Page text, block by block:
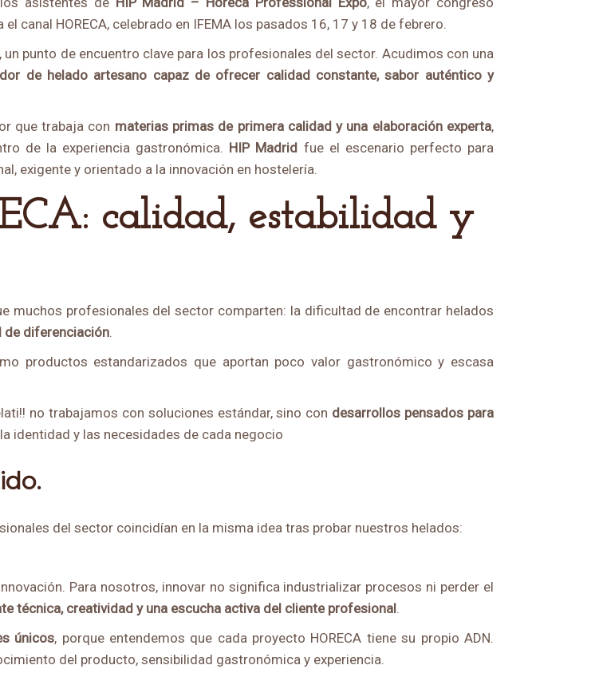
canal HORECA, celebrado en IFEMA los pasados 16, 17 y 18 de febrero.
punto de encuentro clave para los profesionales del sector. Acudimos con una
de helado artesano capaz de ofrecer calidad constante, sabor auténtico y
que trabaja con materias primas de primera calidad y una elaboración experta,
de la experiencia gastronómica. HIP Madrid fue el escenario perfecto para
exigente y orientado a la innovación en hostelería.
muchos profesionales del sector comparten: la dificultad de encontrar helados
de diferenciación.
productos estandarizados que aportan poco valor gastronómico y escasa
no trabajamos con soluciones estándar, sino con desarrollos pensados para
identidad y las necesidades de cada negocio
del sector coincidían en la misma idea tras probar nuestros helados:
Para nosotros, innovar no significa industrializar procesos ni perder el
técnica, creatividad y una escucha activa del cliente profesional.
únicos, porque entendemos que cada proyecto HORECA tiene su propio ADN.
del producto, sensibilidad gastronómica y experiencia.